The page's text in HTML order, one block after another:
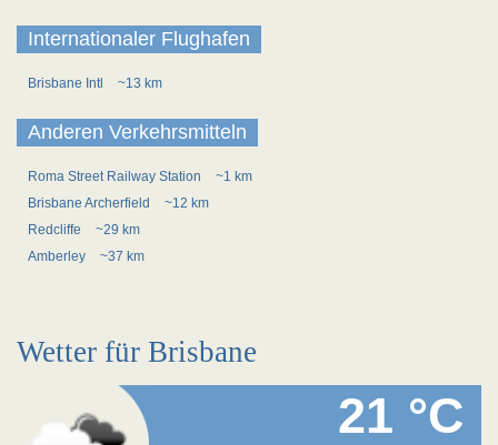
Internationaler Flughafen
Brisbane Intl ~13 km
Anderen Verkehrsmitteln
Roma Street Railway Station
~1 km
Brisbane Archerfield
~12 km
Redcliffe
~29 km
Amberley
~37 km
Wetter für Brisbane
21 °C